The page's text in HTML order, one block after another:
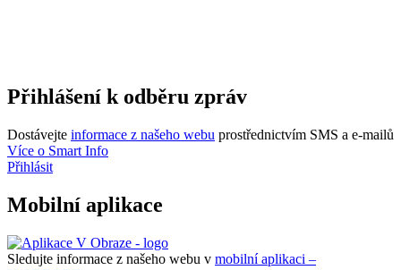
Přihlášení k odběru zpráv
Dostávejte informace z našeho webu prostřednictvím SMS a e-mailů
Více o Smart Info
Přihlásit
Mobilní aplikace
Sledujte informace z našeho webu v mobilní aplikaci –